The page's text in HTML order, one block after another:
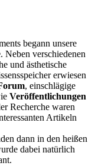
begann unsere
Neben verschiedenen
und ästhetische
erwiesen
, einschlägige
Veröffentlichungen
Recherche waren
Artikeln
dann in den heißen
dabei natürlich